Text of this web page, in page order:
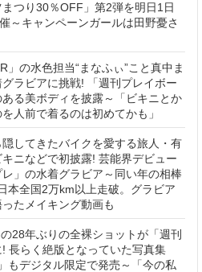
つり30％OFF」第2弾を明日1日
～キャンペーンガールは田野憂さ
」の水色担当“まなふぃ”こと真中ま
ラビアに挑戦! 「週刊プレイボー
る美ボディを披露～「ビキニとか
人前で着るのは初めてかも」
してきたバイクを愛する旅人・有
ニなどで初披露! 芸能界デビュー
」の水着グラビア～同い年の相棒
本全国2万km以上走破。グラビア
たメイキング動画も
28年ぶりの全裸ショットが「週刊
長らく絶版となっていた写真集
もデジタル限定で発売～「今の私